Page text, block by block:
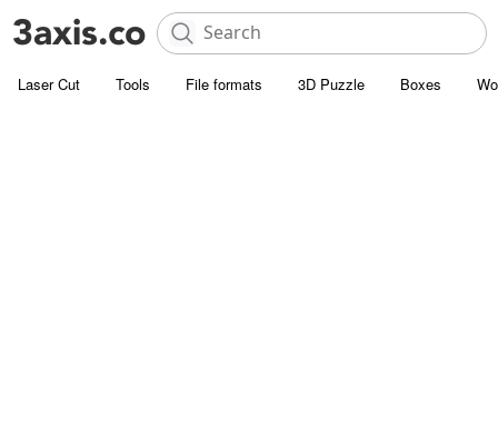
Laser Cut Tools File formats 3D Puzzle Boxes